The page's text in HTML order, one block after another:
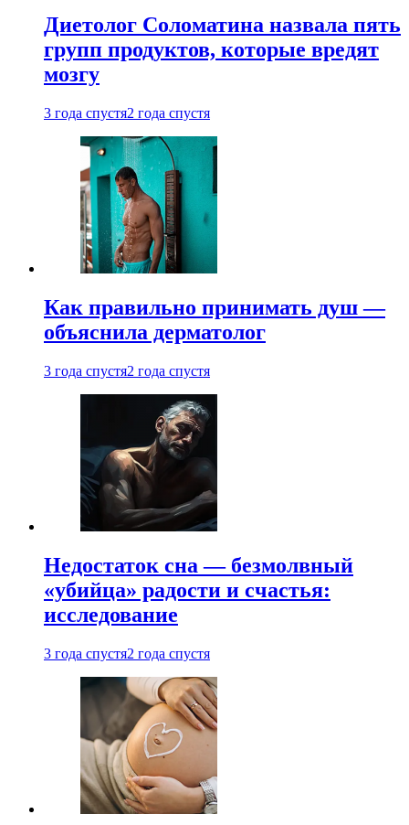
Диетолог Соломатина назвала пять
групп продуктов, которые вредят
мозгу
3 года спустя2 года спустя
Как правильно принимать душ —
объяснила дерматолог
3 года спустя2 года спустя
Недостаток сна — безмолвный
«убийца» радости и счастья:
исследование
3 года спустя2 года спустя